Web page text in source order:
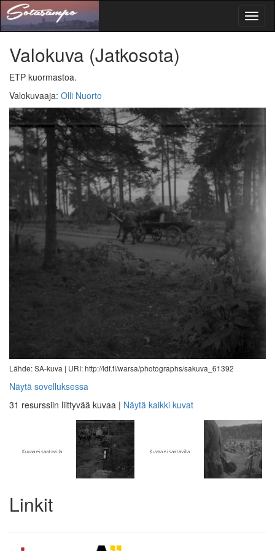
Valokuva (Jatkosota)
ETP kuormastoa.
Valokuvaaja: Olli Nuorto
Lähde: SA-kuva | URI: http://ldf.fi/warsa/photographs/sakuva_61392
Näytä sovelluksessa
31 resurssiin liittyvää kuvaa | Näytä kaikki kuvat
Linkit